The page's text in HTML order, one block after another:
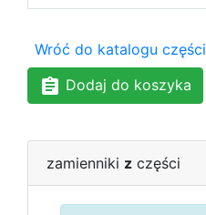
Wróć do katalogu części
Dodaj do koszyka
zamienniki z części